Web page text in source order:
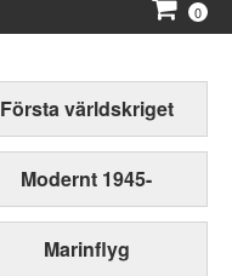
0
Första världskriget
Modernt 1945-
Marinflyg